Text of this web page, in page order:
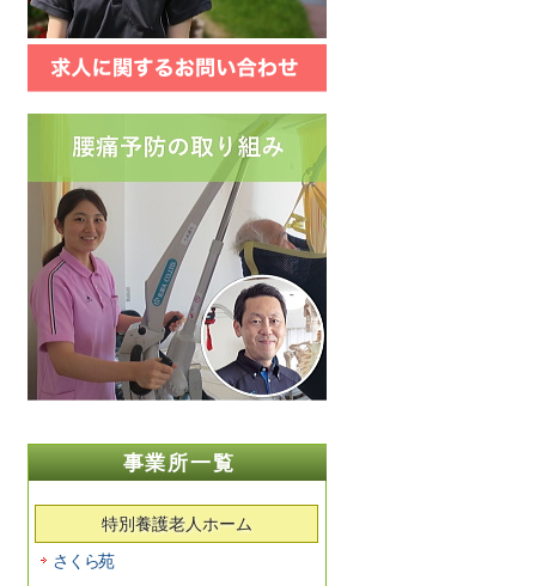
事業所一覧
特別養護老人ホーム
さくら苑